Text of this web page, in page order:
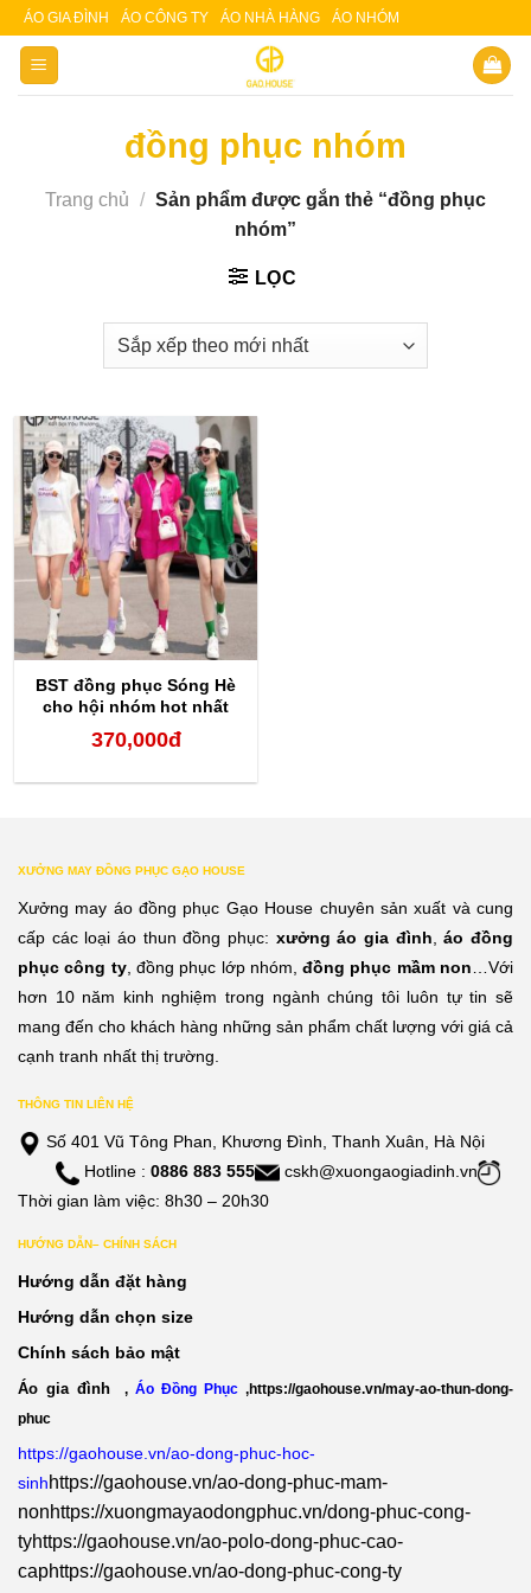
Skip
content
ÁO GIA ĐÌNH ÁO CÔNG TY ÁO NHÀ HÀNG ÁO NHÓM
đồng phục nhóm
Trang chủ / Sản phẩm được gắn thẻ “đồng phục
nhóm”
LỌC
BST đồng phục Sóng Hè
cho hội nhóm hot nhất
370,000đ
XƯỞNG MAY ĐỒNG PHỤC GẠO HOUSE
Xưởng may áo đồng phục Gạo House chuyên sản xuất và cung
cấp các loại áo thun đồng phục: xưởng áo gia đình ,áo đồng
phục công ty, đồng phục lớp nhóm,đồng phục mầm non …Với
hơn 10 năm kinh nghiệm trong ngành chúng tôi luôn tự tin sẽ
mang đến cho khách hàng những sản phẩm chất lượng với giá cả
cạnh tranh nhất thị trường.
THÔNG TIN LIÊN HỆ
Số 401 Vũ Tông Phan, Khương Đình, Thanh Xuân, Hà Nội
Hotline : 0886 883 555
cskh@xuongaogiadinh.vn
Thời gian làm việc: 8h30 – 20h30
HƯỚNG DẪN– CHÍNH SÁCH
Hướng dẫn đặt hàng
Hướng dẫn chọn size
Chính sách bảo mật
Áo gia đình , Áo Đồng Phục ,https://gaohouse.vn/may-ao-thun-dong-
phuc
https://gaohouse.vn/ao-dong-phuc-hoc-
sinhhttps://gaohouse.vn/ao-dong-phuc-mam-
nonhttps://xuongmayaodongphuc.vn/dong-phuc-cong-
tyhttps://gaohouse.vn/ao-polo-dong-phuc-cao-
caphttps://gaohouse.vn/ao-dong-phuc-cong-ty